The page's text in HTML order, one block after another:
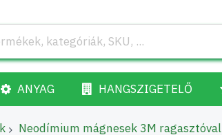
ANYAG HANGSZIGETELŐ
Neodímium mágnesek 3M ragasztóval